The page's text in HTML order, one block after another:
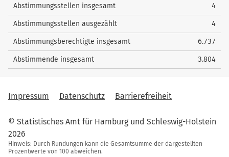
Abstimmungsstellen insgesamt 4
Abstimmungsstellen ausgezählt 4
Abstimmungsberechtigte insgesamt 6.737
Abstimmende insgesamt 3.804
Impressum Datenschutz Barrierefreiheit
© Statistisches Amt für Hamburg und Schleswig-Holstein
2026
Hinweis: Durch Rundungen kann die Gesamtsumme der dargestellten
Prozentwerte von 100 abweichen.